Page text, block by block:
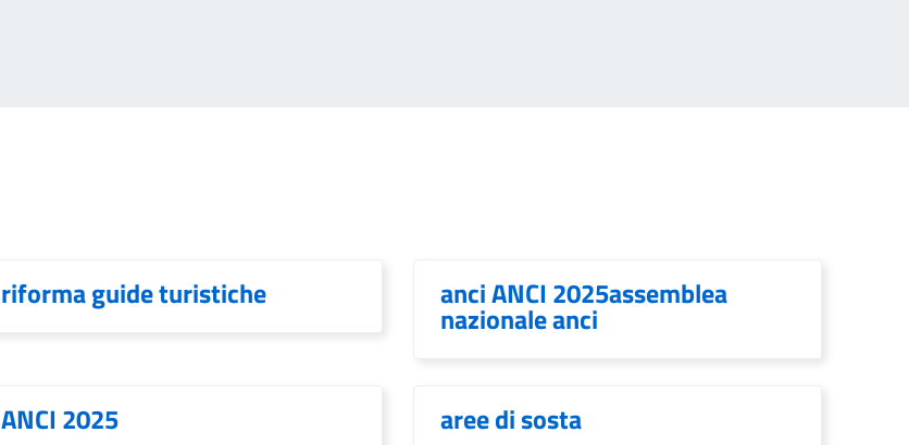
riforma guide turistiche anci ANCI 2025assemblea
nazionale anci
ANCI 2025 aree di sosta